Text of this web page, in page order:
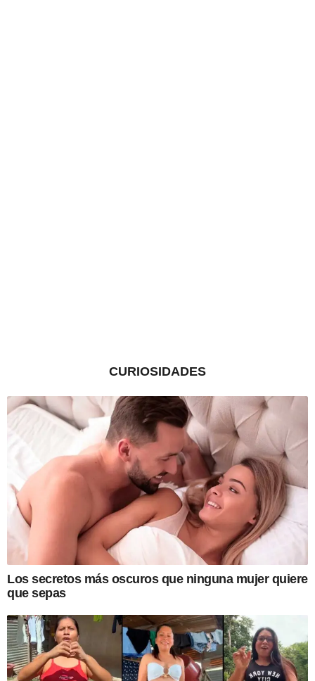
CURIOSIDADES
Los secretos más oscuros que ninguna mujer quiere
que sepas